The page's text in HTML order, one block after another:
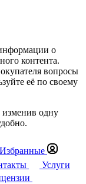
о
контента.
вопросы
её по своему
изменив одну
Избранные
Услуги